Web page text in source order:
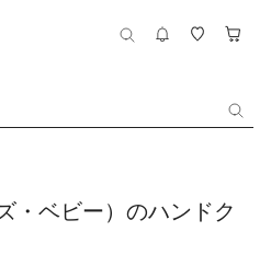
・ベビー）のハンドク